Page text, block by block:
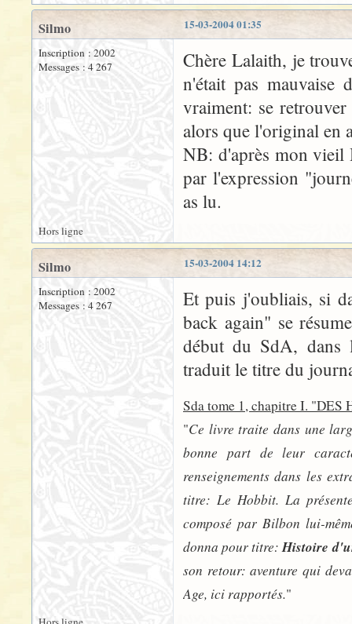
15-03-2004 01:35
Silmo
Inscription : 2002
Messages : 4 267
Chère Lalaith, je
n'était pas mauvaise
vraiment: se
alors que l'original en
NB: d'après mon vieil
par l'expression
as lu.
Hors ligne
15-03-2004 14:12
Silmo
Inscription : 2002
Messages : 4 267
Et puis j'oubliais, si
back again" se
début du SdA,
traduit le titre du
Sda tome 1, chapitre I. "DES
"Ce livre traite dans une
bonne part de leur
renseignements dans les
titre: Le Hobbit. La
composé par Bilbon lui-
donna pour titre:Histoire
son retour: aventure qui
Age, ici rapportés."